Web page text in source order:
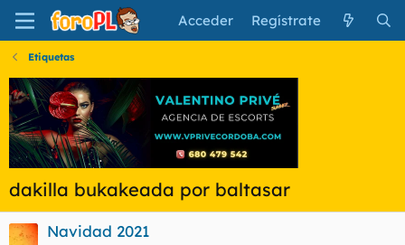
Acceder Regístrate
Etiquetas
dakilla bukakeada por baltasar
Navidad 2021